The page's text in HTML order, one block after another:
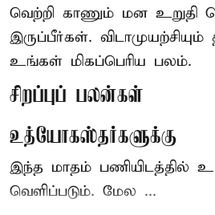
வெற்றி காணும் மன
இருப்பீர்கள்.
உங்கள் மிகப்பெரிய பலம்.
சிறப்புப் பலன்கள்
உத்யோகஸ்தர்களுக்கு
இந்த மாதம் பணியிடத்தில்
வெளிப்படும். மேல ...